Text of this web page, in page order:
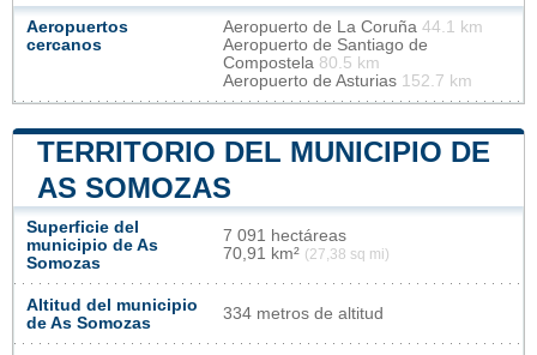
Aeropuertos
cercanos
Aeropuerto de La Coruña 44.1 km
Aeropuerto de Santiago de
Compostela 80.5 km
Aeropuerto de Asturias 152.7 km
TERRITORIO DEL MUNICIPIO DE
AS SOMOZAS
Superficie del
municipio de As
Somozas
7 091 hectáreas
70,91 km² (27,38 sq mi)
Altitud del municipio
de As Somozas
334 metros de altitud